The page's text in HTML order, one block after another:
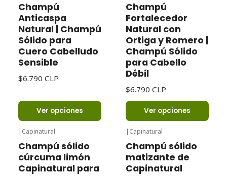
Champú
Anticaspa
Natural | Champú
Sólido para
Cuero Cabelludo
Sensible
$6.790 CLP
Ver opciones
Champú
Fortalecedor
Natural con
Ortiga y Romero |
Champú Sólido
para Cabello
Débil
$6.790 CLP
Ver opciones
| Capinatural
Champú sólido
cúrcuma limón
Capinatural para
| Capinatural
Champú sólido
matizante de
Capinatural